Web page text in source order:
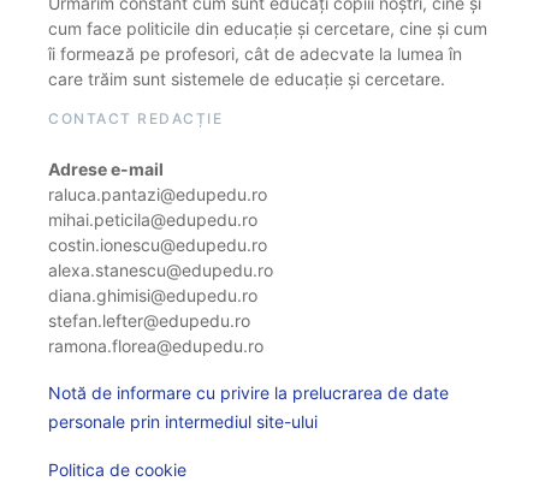
cum face politicile din educație și cercetare, cine și cum
îi formează pe profesori, cât de adecvate la lumea în
care trăim sunt sistemele de educație și cercetare.
CONTACT REDACȚIE
Adrese e-mail
raluca.pantazi@edupedu.ro
mihai.peticila@edupedu.ro
costin.ionescu@edupedu.ro
alexa.stanescu@edupedu.ro
diana.ghimisi@edupedu.ro
stefan.lefter@edupedu.ro
ramona.florea@edupedu.ro
Notă de informare cu privire la prelucrarea de date
personale prin intermediul site-ului
Politica de cookie